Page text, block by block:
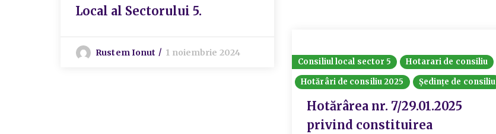
Local al Sectorului 5.
Rustem Ionut 1 noiembrie 2024
Consiliul local sector 5
Hotarari de consiliu
Hotărâri de consiliu 2025
Ședințe de consiliu
Hotărârea nr. 7/29.01.2025
privind constituirea